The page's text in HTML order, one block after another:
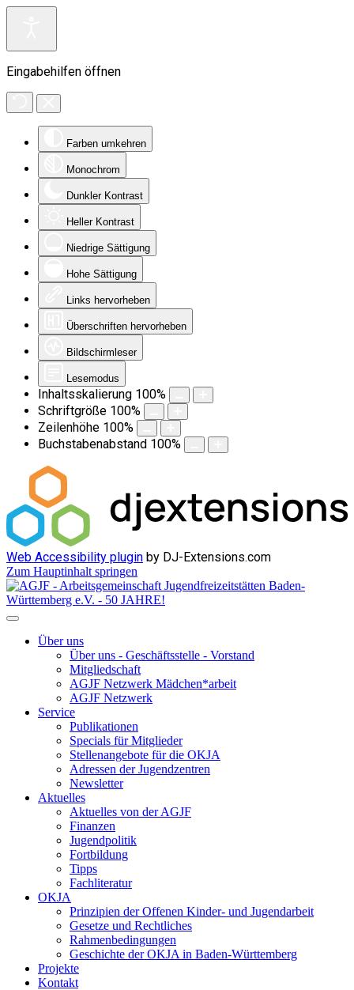
Eingabehilfen öffnen
Farben umkehren
Monochrom
Dunkler Kontrast
Heller Kontrast
Niedrige Sättigung
Hohe Sättigung
Links hervorheben
Überschriften hervorheben
Bildschirmleser
Lesemodus
Inhaltsskalierung 100%
Schriftgröße 100%
Zeilenhöhe 100%
Buchstabenabstand 100%
Web Accessibility plugin by DJ-Extensions.com
Zum Hauptinhalt springen
Über uns
Über uns - Geschäftsstelle - Vorstand
Mitgliedschaft
AGJF Netzwerk Mädchen*arbeit
AGJF Netzwerk
Service
Publikationen
Specials für Mitglieder
Stellenangebote für die OKJA
Adressen der Jugendzentren
Newsletter
Aktuelles
Aktuelles von der AGJF
Finanzen
Jugendpolitik
Fortbildung
Tipps
Fachliteratur
OKJA
Prinzipien der Offenen Kinder- und Jugendarbeit
Gesetze und Rechtliches
Rahmenbedingungen
Geschichte der OKJA in Baden-Württemberg
Projekte
Kontakt